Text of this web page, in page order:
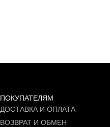
ПОКУПАТЕЛЯМ
ДОСТАВКА И ОПЛАТА
ВОЗВРАТ И ОБМЕН